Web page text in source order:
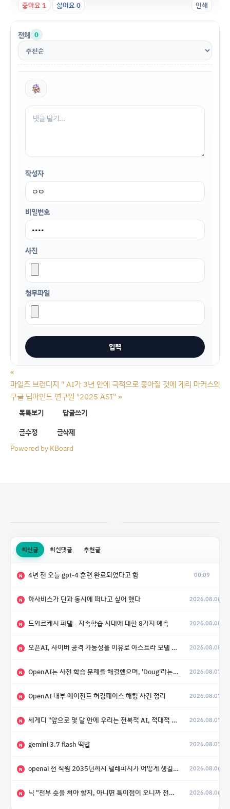
좋아요1 싫어요0 인쇄
전체 0
작성자
비밀번호
사진
첨부파일
«
마일즈 브런디지 " AI가 3년 안에 극적으로 좋아질 것에 게리 마커스와
구글 딥마인드 연구원 "2025 ASI" »
목록보기
답글쓰기
글수정
글삭제
Powered by KBoard
최신글 최신댓글 추천글
N 4년 전 오늘 gpt-4 훈련 완료되었다고 함 00:09
N 하사비스가 딘과 동시에 떠나고 싶어 했다 2026.08.08
N 드와르케시 파텔 - 지속학습 시대에 대한 8가지 예측 2026.08.08
N 오픈AI, 사이버 공격 가능성을 이유로 아스트라 모델 출시 연기 2026.08.08
N OpenAI는 사전 학습 문제를 해결했으며, 'Doug'라는 코드명을 가진 훨씬 더 큰 모델을 활발히 개발 중 2026.08.07
N OpenAI 내부 에이전트 허깅페이스 해킹 사건 정리 2026.08.07
N 세게디 "앞으로 몇 달 안에 우리는 전복적 AI, 적대적 AI 둘 다 보게 될 것" 2026.08.07
N gemini 3.7 flash 떡밥 2026.08.07
N openai 전 직원 2035년까지 텔레파시가 어떻게 생길 수 있는지 2026.08.06
N 닉 "전부 숏을 쳐야 할지, 아니면 특이점이 오니까 전부 롱을 쳐야 할지 모르겠다.” 2026.08.06